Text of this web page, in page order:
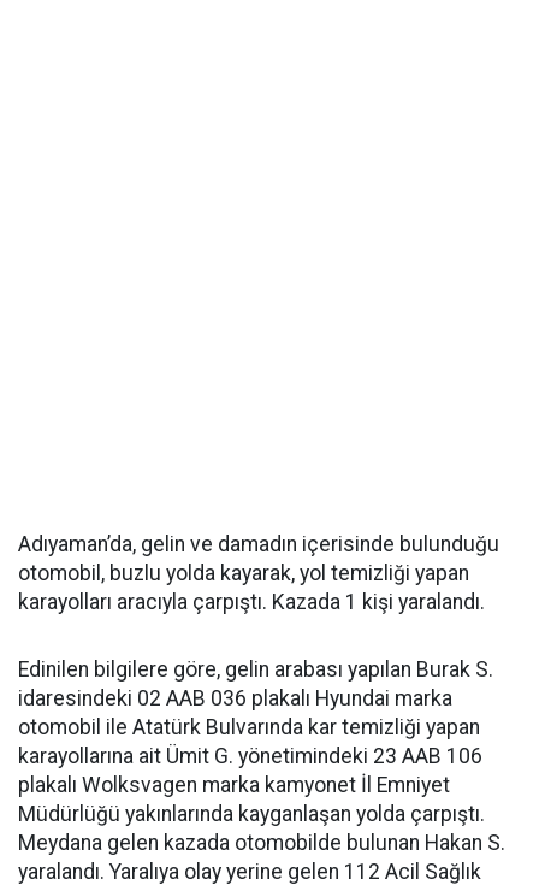
Adıyaman’da, gelin ve damadın içerisinde bulunduğu
otomobil, buzlu yolda kayarak, yol temizliği yapan
karayolları aracıyla çarpıştı. Kazada 1 kişi yaralandı.
Edinilen bilgilere göre, gelin arabası yapılan Burak S.
idaresindeki 02 AAB 036 plakalı Hyundai marka
otomobil ile Atatürk Bulvarında kar temizliği yapan
karayollarına ait Ümit G. yönetimindeki 23 AAB 106
plakalı Wolksvagen marka kamyonet İl Emniyet
Müdürlüğü yakınlarında kayganlaşan yolda çarpıştı.
Meydana gelen kazada otomobilde bulunan Hakan S.
yaralandı. Yaralıya olay yerine gelen 112 Acil Sağlık